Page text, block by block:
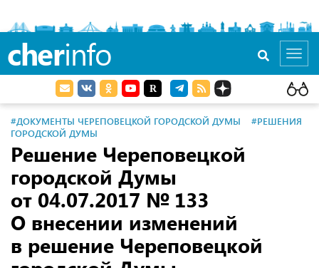
cherinfo
#ДОКУМЕНТЫ ЧЕРЕПОВЕЦКОЙ ГОРОДСКОЙ ДУМЫ
#РЕШЕНИЯ
ГОРОДСКОЙ ДУМЫ
Решение Череповецкой
городской Думы
от 04.07.2017 № 133
О внесении изменений
в решение Череповецкой